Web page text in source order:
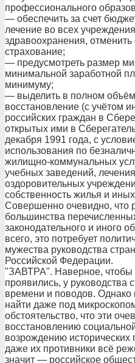
профессионального
— обеспечить за счет
лечение во всех
здравоохранения,
страхование;
— предусмотреть размер
минимальной заработной
минимуму;
— выделить в полном
восстановление (с учётом
российских граждан в
открытых ими в
декабря 1991 года, с
использования по
жилищно-коммунальных
учебных заведений,
оздоровительных
собственность жилья и
Совершенно очевидно, что
большинства
законодательного и иного
всего, это потребует
мужества руководства
Российской Федерации.
"ЗАВТРА". Наверное, чтобы
проявились, у руководства
времени и поводов. Однако
найти даже под
обстоятельство, что эти
восстановлению
возрождению
даже их противники всё
значит — российское